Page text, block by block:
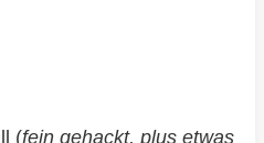
(fein gehackt, plus etwas